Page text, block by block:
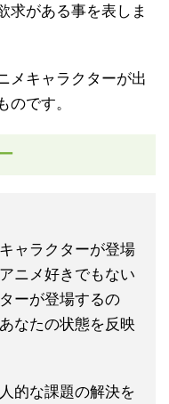
求がある事を表しま
メキャラクターが出
のです。
ャラクターが登場
ニメ好きでもない
ーが登場するの
なたの状態を反映
的な課題の解決を